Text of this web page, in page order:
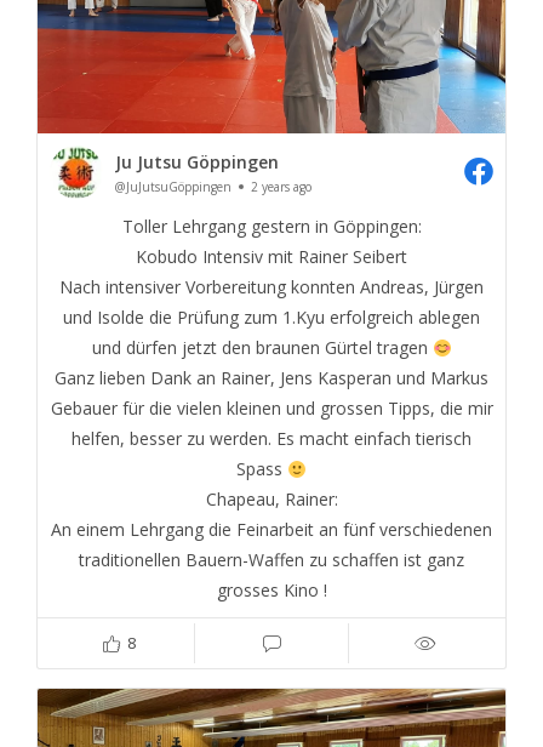
Ju Jutsu Göppingen
@JuJutsuGöppingen 2 years ago
Toller Lehrgang gestern in Göppingen:
Kobudo Intensiv mit Rainer Seibert
Nach intensiver Vorbereitung konnten Andreas, Jürgen
und Isolde die Prüfung zum 1.Kyu erfolgreich ablegen
und dürfen jetzt den braunen Gürtel tragen
Ganz lieben Dank an Rainer, Jens Kasperan und Markus
Gebauer für die vielen kleinen und grossen Tipps, die mir
helfen, besser zu werden. Es macht einfach tierisch
Spass
Chapeau, Rainer:
An einem Lehrgang die Feinarbeit an fünf verschiedenen
traditionellen Bauern-Waffen zu schaffen ist ganz
grosses Kino !
8